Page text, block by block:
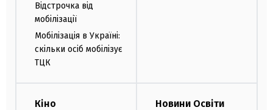
Відстрочка від
мобілізації
Мобілізація в Україні:
скільки осіб мобілізує
ТЦК
Кіно Новини Освіти